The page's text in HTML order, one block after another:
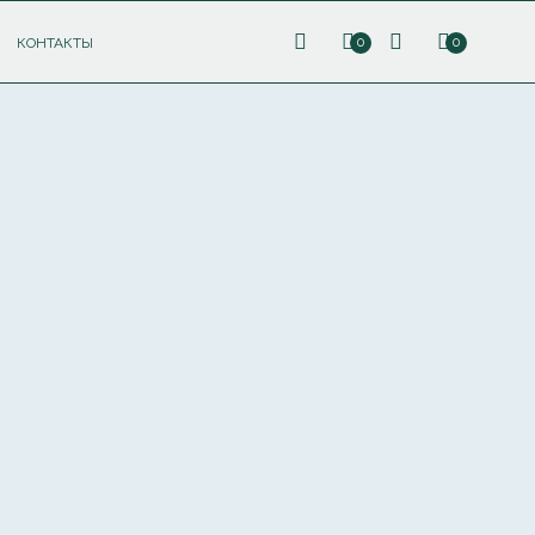
КОНТАКТЫ 0 0